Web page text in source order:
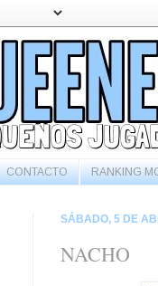
CONTACTO RANKING
SÁBADO, 5 DE
NACHO